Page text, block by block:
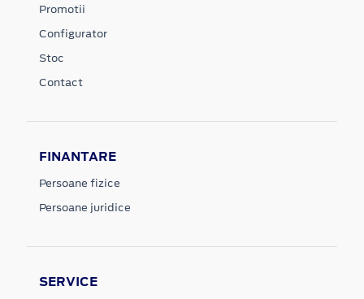
Promotii
Configurator
Stoc
Contact
FINANTARE
Persoane fizice
Persoane juridice
SERVICE